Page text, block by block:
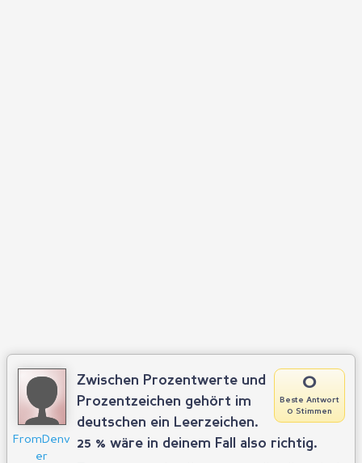
FromDenv
er
0
Beste Antwort
0 Stimmen
Zwischen Prozentwerte und
Prozentzeichen gehört im
deutschen ein Leerzeichen.
25 % wäre in deinem Fall also richtig.